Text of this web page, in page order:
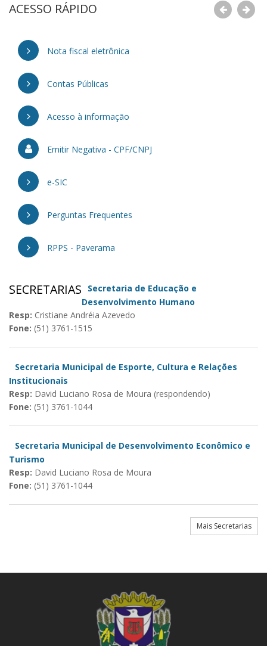
ACESSO RÁPIDO
Nota fiscal eletrônica
Contas Públicas
Acesso à informação
Emitir Negativa - CPF/CNPJ
e-SIC
Perguntas Frequentes
RPPS - Paverama
SECRETARIAS
Secretaria de Educação e
Desenvolvimento Humano
Resp: Cristiane Andréia Azevedo
Fone: (51) 3761-1515
Secretaria Municipal de Esporte, Cultura e Relações
Institucionais
Resp: David Luciano Rosa de Moura (respondendo)
Fone: (51) 3761-1044
Secretaria Municipal de Desenvolvimento Econômico e
Turismo
Resp: David Luciano Rosa de Moura
Fone: (51) 3761-1044
Mais Secretarias